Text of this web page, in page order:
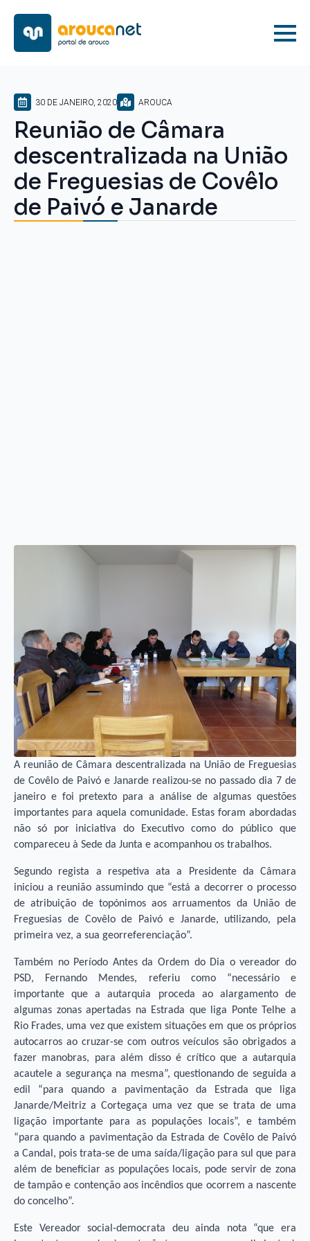
30 DE JANEIRO, 2020 AROUCA
Reunião de Câmara
descentralizada na União
de Freguesias de Covêlo
de Paivó e Janarde
A reunião de Câmara descentralizada na União de Freguesias
de Covêlo de Paivó e Janarde realizou-se no passado dia 7 de
janeiro e foi pretexto para a análise de algumas questões
importantes para aquela comunidade. Estas foram abordadas
não só por iniciativa do Executivo como do público que
compareceu à Sede da Junta e acompanhou os trabalhos.
Segundo regista a respetiva ata a Presidente da Câmara
iniciou a reunião assumindo que “está a decorrer o processo
de atribuição de topónimos aos arruamentos da União de
Freguesias de Covêlo de Paivó e Janarde, utilizando, pela
primeira vez, a sua georreferenciação”.
Também no Período Antes da Ordem do Dia o vereador do
PSD, Fernando Mendes, referiu como “necessário e
importante que a autarquia proceda ao alargamento de
algumas zonas apertadas na Estrada que liga Ponte Telhe a
Rio Frades, uma vez que existem situações em que os próprios
autocarros ao cruzar-se com outros veículos são obrigados a
fazer manobras, para além disso é crítico que a autarquia
acautele a segurança na mesma”, questionando de seguida a
edil “para quando a pavimentação da Estrada que liga
Janarde/Meitriz a Cortegaça uma vez que se trata de uma
ligação importante para as populações locais”, e também
“para quando a pavimentação da Estrada de Covêlo de Paivó
a Candal, pois trata-se de uma saída/ligação para sul que para
além de beneficiar as populações locais, pode servir de zona
de tampão e contenção aos incêndios que ocorrem a nascente
do concelho”.
Este Vereador social-democrata deu ainda nota “que era